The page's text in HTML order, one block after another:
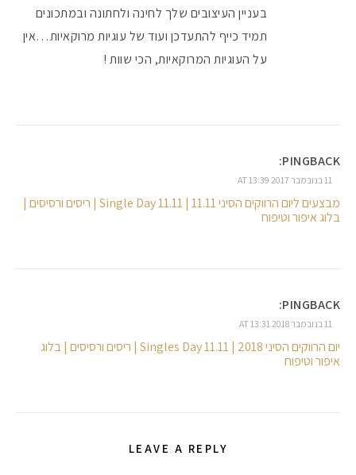
בעניין העיצובים שלך לחינה ולחתונה ובמתכונים
תמיד כייף להתעדכן ועוד של עוגיות מרוקאיות…אין
על העוגיות המרוקאיות, הכי שוות !
PINGBACK:
11 בנובמבר 2017 AT 13:39
מבצעים ליום הרווקים הסיני 11.11 | Single Day 11.11 | ריסים ורסיסים |
בלוג איפור וטיפוח
PINGBACK:
11 בנובמבר 2018 AT 13:31
יום הרווקים הסיני 2018 | Singles Day 11.11 | ריסים ורסיסים | בלוג
איפור וטיפוח
LEAVE A REPLY